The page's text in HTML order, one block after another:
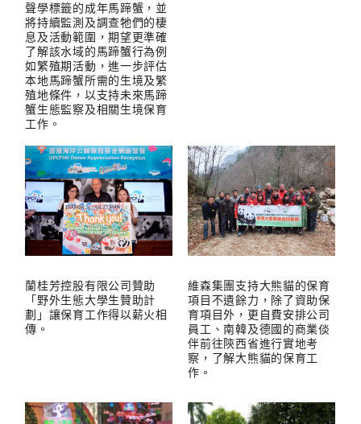
聲學標籤的成年馬蹄蟹，並
將持續監測及調查牠們的棲
息及活動範圍，期望更準確
了解該水域的馬蹄蟹行為例
如繁殖期活動，進一步評估
本地馬蹄蟹所需的生境及繁
殖地條件，以支持未來馬蹄
蟹生態監察及相關生境保育
工作。
蘭桂芳控股有限公司贊助
「野外生態大學生贊助計
劃」讓保育工作得以薪火相
傳。
維森集團支持大熊貓的保育
項目不遺餘力，除了資助保
育項目外，更自費安排公司
員工、南韓及德國的商業倓
伴前往陝西省進行實地考
察，了解大熊貓的保育工
作。